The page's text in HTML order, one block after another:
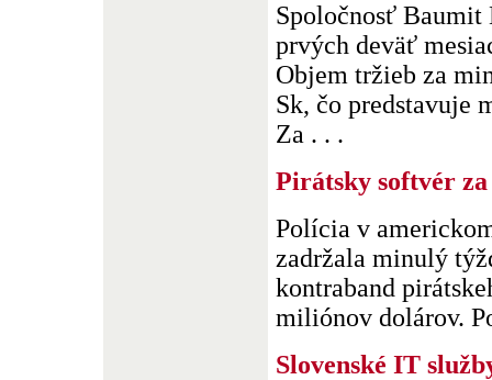
Spoločnosť Baumit
prvých deväť
Objem tržieb za
Sk, čo predstavuje
Za . . .
Pirátsky softvér
Polícia v
zadržala minulý
kontraband
miliónov dolárov.
Slovenské IT